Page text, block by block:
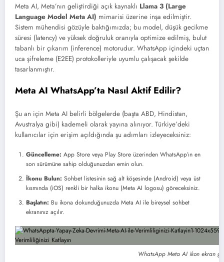
Meta AI, Meta’nın geliştirdiği açık kaynaklı Llama 3 (Large
Language Model Meta AI) mimarisi üzerine inşa edilmiştir.
Sistem mühendisi gözüyle baktığımızda; bu model, düşük gecikme
süresi (latency) ve yüksek doğruluk oranıyla optimize edilmiş, bulut
tabanlı bir çıkarım (inference) motorudur. WhatsApp içindeki uçtan
uca şifreleme (E2EE) protokolleriyle uyumlu çalışacak şekilde
tasarlanmıştır.
Meta AI WhatsApp’ta Nasıl Aktif Edilir?
Şu an için Meta AI belirli bölgelerde (başta ABD, Hindistan,
Avustralya gibi) kademeli olarak yayına alınıyor. Türkiye’deki
kullanıcılar için erişim açıldığında şu adımları izleyeceksiniz:
Güncelleme: App Store veya Play Store üzerinden WhatsApp’ın en
son sürümüne sahip olduğunuzdan emin olun.
İkonu Bulun: Sohbet listesinin sağ alt köşesinde (Android) veya üst
kısmında (iOS) renkli bir halka ikonu (Meta AI logosu) göreceksiniz.
Başlatın: Bu ikona dokunduğunuzda Meta AI ile bireysel sohbet
ekranınız açılır.
WhatsApp Meta AI ikon ekran